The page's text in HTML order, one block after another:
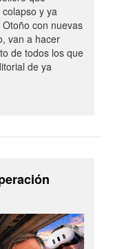
y ya
con nuevas
van a hacer
de todos los que
de ya